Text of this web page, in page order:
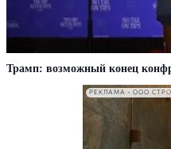
Трамп: возможный конец